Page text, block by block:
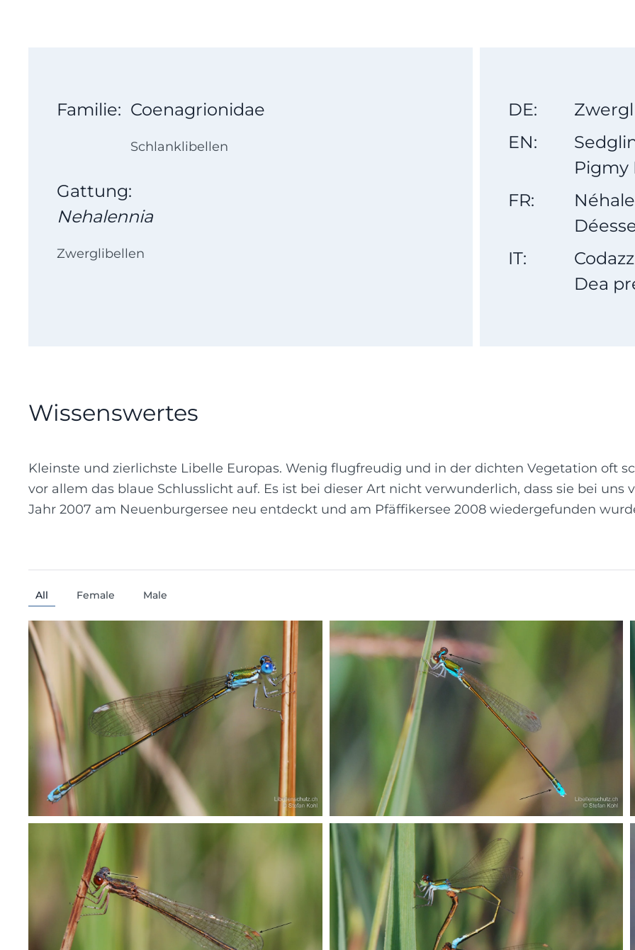
Familie: Coenagrionidae
Schlanklibellen
Gattung:
Nehalennia
Zwerglibellen
DE:
EN:
Pigmy
FR:
IT:
Dea
Wissenswertes
Kleinste und zierlichste Libelle Europas. Wenig flugfreudig und in der dichten Vegetation oft
vor allem das blaue Schlusslicht auf. Es ist bei dieser Art nicht verwunderlich, dass sie bei uns
Jahr 2007 am Neuenburgersee neu entdeckt und am Pfäffikersee 2008 wiedergefunden
All Female Male